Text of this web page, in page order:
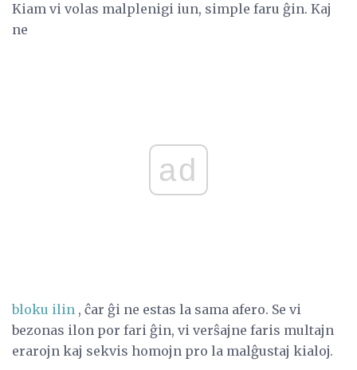
Kiam vi volas malplenigi iun, simple faru ĝin. Kaj
ne
ad
bloku ilin , ĉar ĝi ne estas la sama afero. Se vi
bezonas ilon por fari ĝin, vi verŝajne faris multajn
erarojn kaj sekvis homojn pro la malĝustaj kialoj.